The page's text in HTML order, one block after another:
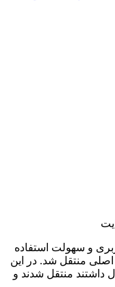
و سهولت استفاده
اصلی منتقل شد. در این
داشتند منتقل شدند و